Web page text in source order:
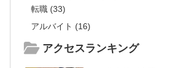
転職 (33)
アルバイト (16)
アクセスランキング